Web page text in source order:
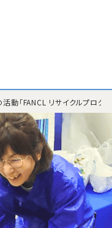
動「FANCL リサイクルプログラ